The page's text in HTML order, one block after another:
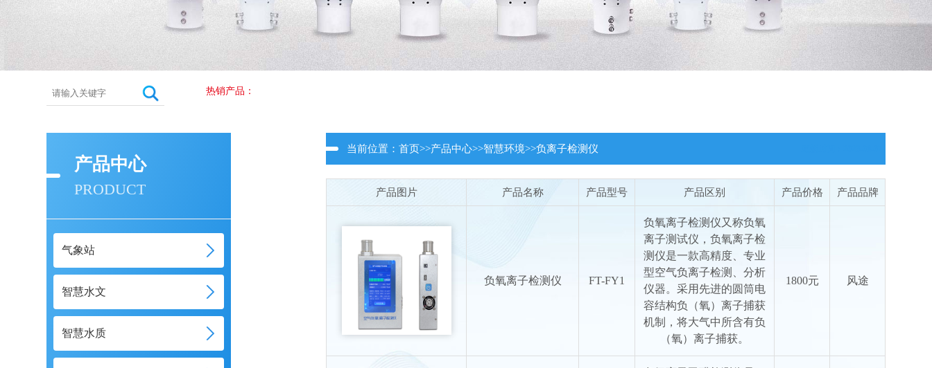
热销产品：
产品中心
PRODUCT
气象站
智慧水文
智慧水质
当前位置：首页>>产品中心>>智慧环境>>负离子检测仪
产品图片 产品名称 产品型号 产品区别 产品价格 产品品牌
负氧离子检测仪 FT-FY1
负氧离子检测仪又称负氧
离子测试仪，负氧离子检
测仪是一款高精度、专业
型空气负离子检测、分析
仪器。采用先进的圆筒电
容结构负（氧）离子捕获
机制，将大气中所含有负
（氧）离子捕获。
1800元 风途